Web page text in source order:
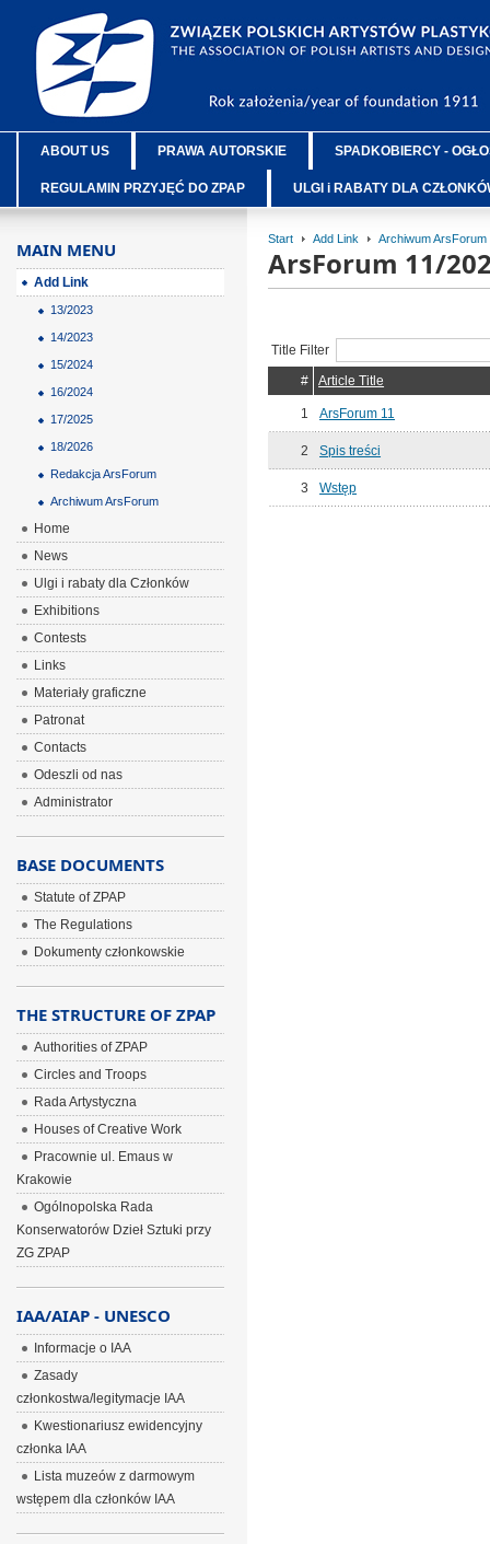
ABOUT US PRAWA AUTORSKIE SPADKOBIERCY -
REGULAMIN PRZYJĘĆ DO ZPAP ULGI i RABATY DLA
Start Add Link Archiwum ArsForum
ArsForum 11/
Title Filter
#
Article Title
1 ArsForum 11
2 Spis treści
3 Wstęp
MAIN MENU
Add Link
13/2023
14/2023
15/2024
16/2024
17/2025
18/2026
Redakcja ArsForum
Archiwum ArsForum
Home
News
Ulgi i rabaty dla Członków
Exhibitions
Contests
Links
Materiały graficzne
Patronat
Contacts
Odeszli od nas
Administrator
BASE DOCUMENTS
Statute of ZPAP
The Regulations
Dokumenty członkowskie
THE STRUCTURE OF ZPAP
Authorities of ZPAP
Circles and Troops
Rada Artystyczna
Houses of Creative Work
Pracownie ul. Emaus w
Krakowie
Ogólnopolska Rada
Konserwatorów Dzieł Sztuki przy
ZG ZPAP
IAA/AIAP - UNESCO
Informacje o IAA
Zasady
członkostwa/legitymacje IAA
Kwestionariusz ewidencyjny
członka IAA
Lista muzeów z darmowym
wstępem dla członków IAA